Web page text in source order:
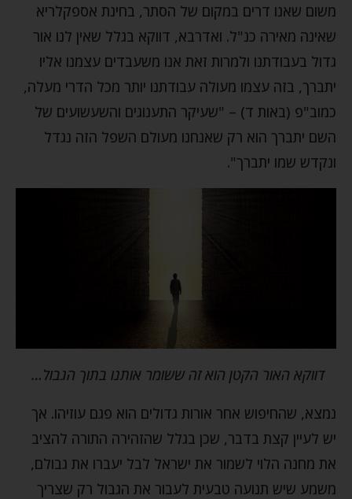
משום שאנו דרים במקום של הסתר, בחינת אספקלריא
שאינה מאירה כנ"ל. ואדרבא, דווקא בגלל שאין לנו אור
גדול בעבודתנו ולמרות זאת אנו משעבדים עצמנו אליו
יתברך, בזה עצמו מעולה עבודתנו יותר מכל הדרי מעלה,
כמוב"פ (באות ד) – "שעיקר התענוגים והשעשועים של
השם יתברך הוא רק שאנחנו מעולם השפל הזה נגדל
ונקדש שמו יתברך".
דווקא האור הקטן הוא זה ששומר אותנו בתוך הגבול…
נמצא, שהחיפוש אחר אורות גדולים הוא פגם עוזיהו. אך
יש לעיין קצת בדבר, שכן בגלל שהזהירה התורה להציב
את מחנה הלוי לשמור את ישראל לבל יעברו את גבולם,
משמע שיש תנועה טבעית לעבור את הגבול רק שצריך